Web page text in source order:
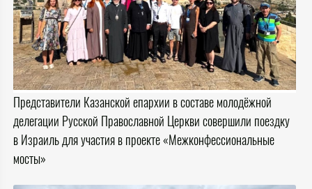
Представители Казанской епархии в составе молодёжной
делегации Русской Православной Церкви совершили поездку
в Израиль для участия в проекте «Межконфессиональные
мосты»